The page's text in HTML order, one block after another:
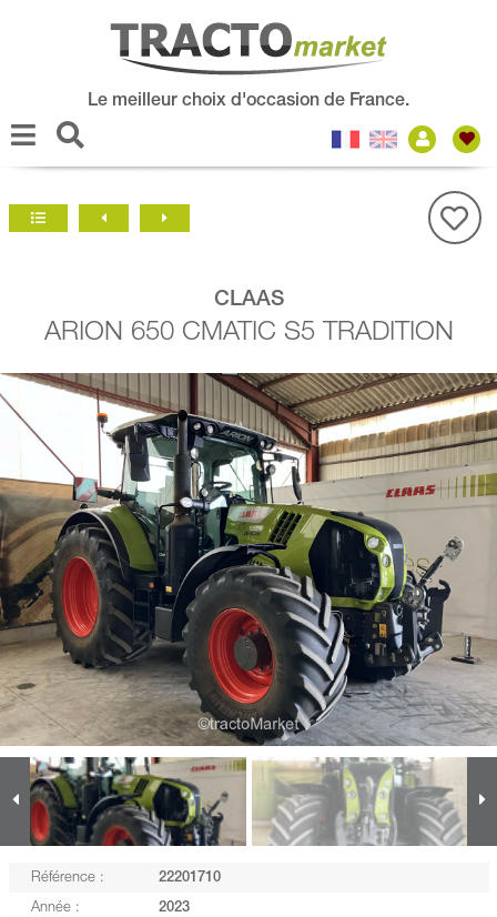
Le meilleur choix d'occasion de France.
CLAAS
ARION 650 CMATIC S5 TRADITION
Référence : 22201710
Année : 2023